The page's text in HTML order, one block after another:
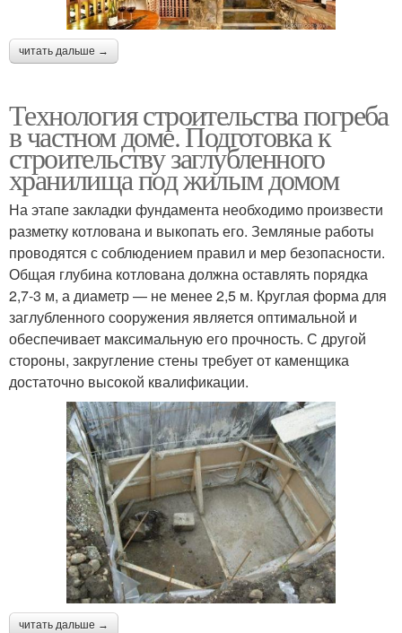
читать дальше →
Технология строительства погреба
в частном доме. Подготовка к
строительству заглубленного
хранилища под жилым домом
На этапе закладки фундамента необходимо произвести
разметку котлована и выкопать его. Земляные работы
проводятся с соблюдением правил и мер безопасности.
Общая глубина котлована должна оставлять порядка
2,7-3 м, а диаметр — не менее 2,5 м. Круглая форма для
заглубленного сооружения является оптимальной и
обеспечивает максимальную его прочность. С другой
стороны, закругление стены требует от каменщика
достаточно высокой квалификации.
читать дальше →